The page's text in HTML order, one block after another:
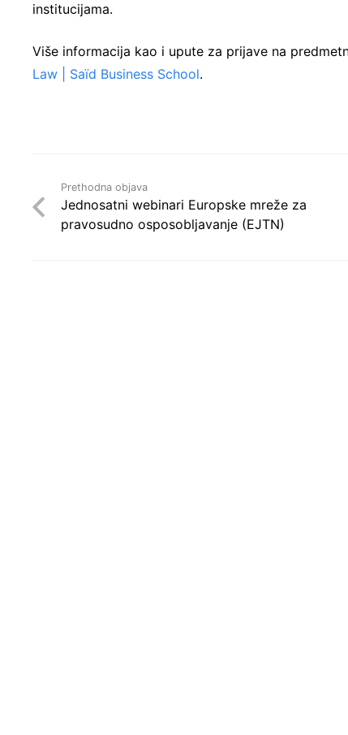
institucijama.
Više informacija kao i upute za prijave na
Law | Saïd Business School.
Prethodna objava
Jednosatni webinari Europske mreže za
pravosudno osposobljavanje (EJTN)